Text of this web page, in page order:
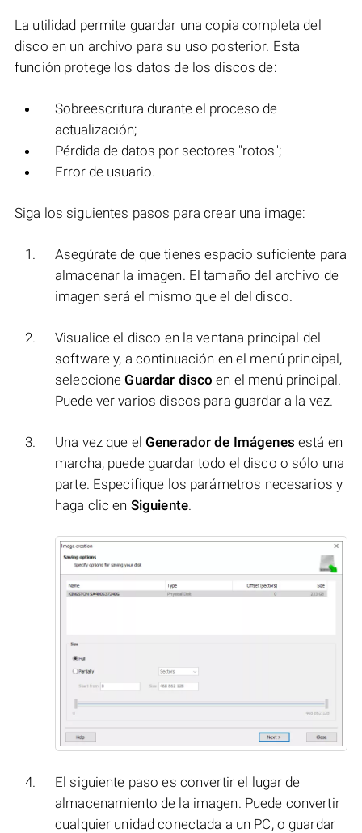
La utilidad permite guardar una copia completa del
disco en un archivo para su uso posterior. Esta
función protege los datos de los discos de:
Sobreescritura durante el proceso de
actualización;
Pérdida de datos por sectores "rotos";
Error de usuario.
Siga los siguientes pasos para crear una image:
Asegúrate de que tienes espacio suficiente para
almacenar la imagen. El tamaño del archivo de
imagen será el mismo que el del disco.
Visualice el disco en la ventana principal del
software y, a continuación en el menú principal,
seleccioneGuardar disco en el menú principal.
Puede ver varios discos para guardar a la vez.
Una vez que el Generador de Imágenes está en
marcha, puede guardar todo el disco o sólo una
parte. Especifique los parámetros necesarios y
haga clic en Siguiente.
El siguiente paso es convertir el lugar de
almacenamiento de la imagen. Puede convertir
cualquier unidad conectada a un PC, o guardar